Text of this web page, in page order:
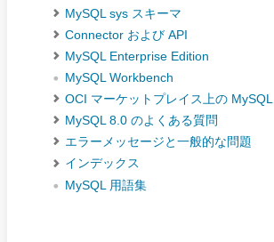
MySQL sys スキーマ
Connector および API
MySQL Enterprise Edition
MySQL Workbench
OCI マーケットプレイス上の MySQL
MySQL 8.0 のよくある質問
エラーメッセージと一般的な問題
インデックス
MySQL 用語集